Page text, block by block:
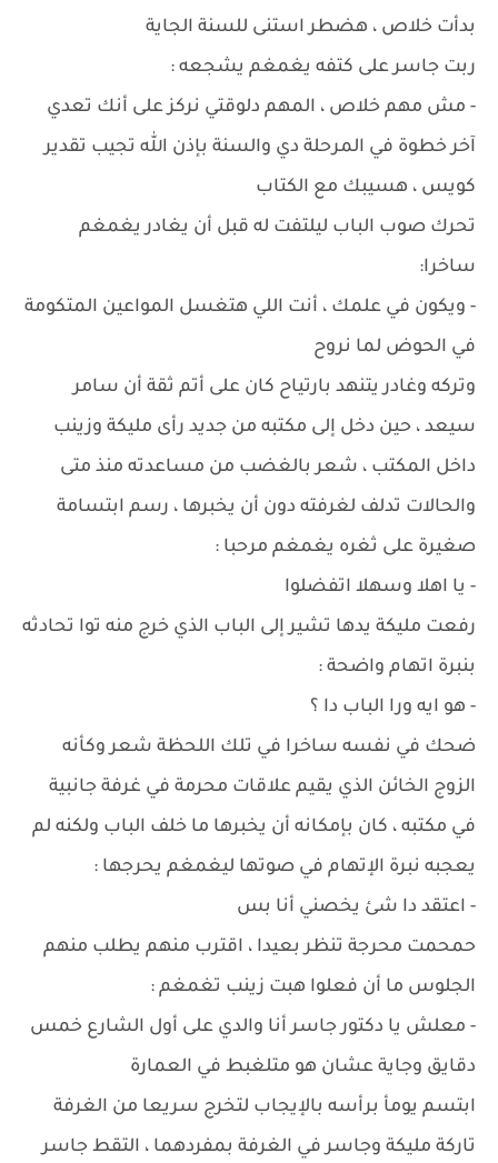
بدأت خلاص ، هضطر استنى للسنة الجاية
ربت جاسر على كتفه يغمغم يشجعه :
- مش مهم خلاص ، المهم دلوقتي نركز على أنك تعدي
آخر خطوة في المرحلة دي والسنة بإذن الله تجيب تقدير
كويس ، هسيبك مع الكتاب
تحرك صوب الباب ليلتفت له قبل أن يغادر يغمغم
ساخرا:
- ويكون في علمك ، أنت اللي هتغسل المواعين المتكومة
في الحوض لما نروح
وتركه وغادر يتنهد بارتياح كان على أتم ثقة أن سامر
سيعد ، حين دخل إلى مكتبه من جديد رأى مليكة وزينب
داخل المكتب ، شعر بالغضب من مساعدته منذ متى
والحالات تدلف لغرفته دون أن يخبرها ، رسم ابتسامة
صغيرة على ثغره يغمغم مرحبا :
- يا اهلا وسهلا اتفضلوا
رفعت مليكة يدها تشير إلى الباب الذي خرج منه توا تحادثه
بنبرة اتهام واضحة :
- هو ايه ورا الباب دا ؟
ضحك في نفسه ساخرا في تلك اللحظة شعر وكأنه
الزوج الخائن الذي يقيم علاقات محرمة في غرفة جانبية
في مكتبه ، كان بإمكانه أن يخبرها ما خلف الباب ولكنه لم
يعجبه نبرة الإتهام في صوتها ليغمغم يحرجها :
- اعتقد دا شئ يخصني أنا بس
حمحمت محرجة تنظر بعيدا ، اقترب منهم يطلب منهم
الجلوس ما أن فعلوا هبت زينب تغمغم :
- معلش يا دكتور جاسر أنا والدي على أول الشارع خمس
دقايق وجاية عشان هو متلغبط في العمارة
ابتسم يومأ برأسه بالإيجاب لتخرج سريعا من الغرفة
تاركة مليكة وجاسر في الغرفة بمفردهما ، التقط جاسر